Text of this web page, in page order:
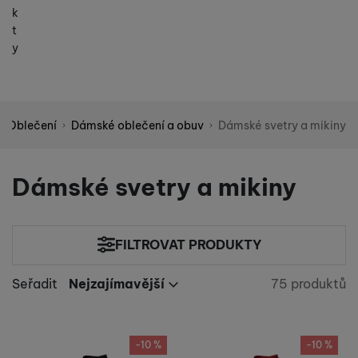
k
t
y
Oblečení Dámské oblečení a obuv Dámské svetry a mikiny
Dámské svetry a mikiny
Seřadit
Nejzajímavější
Nejdražší
Nejvíc zlevněné
Nejzajímavější Nalezeno
75 produktů
FILTROVAT PRODUKTY
Cena(Kč)
)
Velikost oblečení
-10 % -10 %